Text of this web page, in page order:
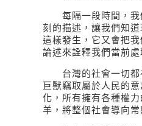
每隔一段時間，我
刻的描述，讓我們知
這樣發生，它又會把
論述來詮釋我們當前
台灣的社會一切都
巨獸竊取屬於人民的
化，所有擁有各種權
羊，將整個社會導向